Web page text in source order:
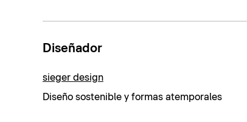
Diseñador
sieger design
Diseño sostenible y formas atemporales